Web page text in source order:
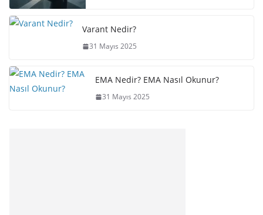
Varant Nedir?
31 Mayıs 2025
EMA Nedir? EMA Nasıl Okunur?
31 Mayıs 2025